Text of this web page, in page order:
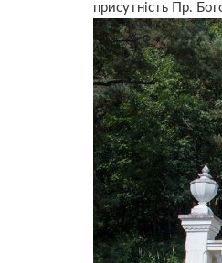
присутність Пр.